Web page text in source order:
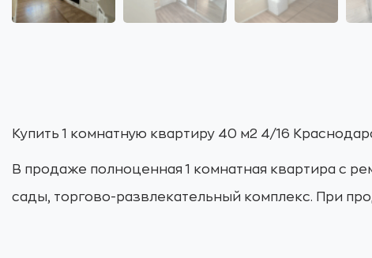
Купить 1 комнатную квартиру 40 м2 4/16
В продаже полноценная 1 комнатная квартира с
сады, торгово-развлекательный комплекс. При